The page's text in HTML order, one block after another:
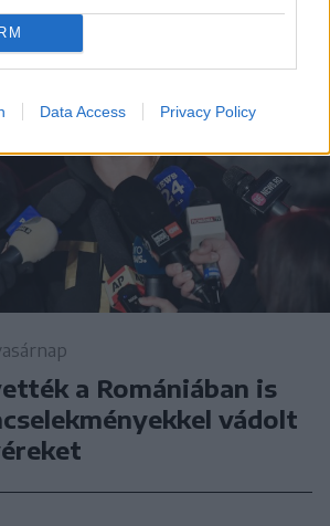
Data Access Privacy Policy
a Romániában is
vádolt